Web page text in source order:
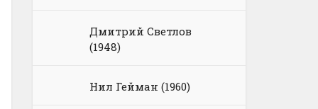
Дмитрий Светлов
(1948)
Нил Гейман (1960)